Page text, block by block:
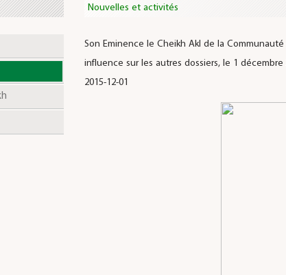
Nouvelles et activités
Son Eminence le Cheikh Akl de la
influence sur les autres dossiers, le 1 décembre
2015-12-01